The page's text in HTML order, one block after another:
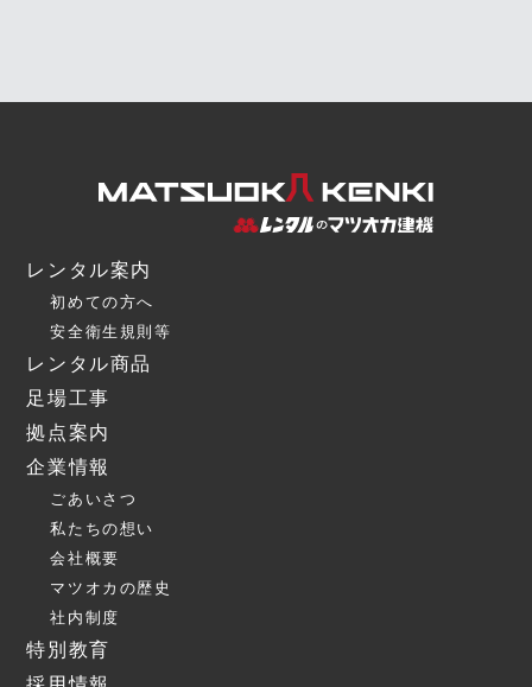
レンタル案内
初めての方へ
安全衛生規則等
レンタル商品
足場工事
拠点案内
企業情報
ごあいさつ
私たちの想い
会社概要
マツオカの歴史
社内制度
特別教育